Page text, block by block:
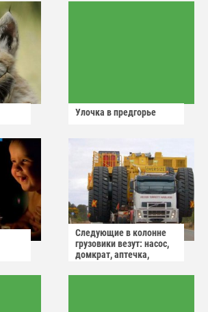
Улочка в предгорье
Следующие в колонне
грузовики везут: насос,
домкрат, аптечка,